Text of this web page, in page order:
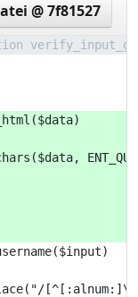
@ 7f81527